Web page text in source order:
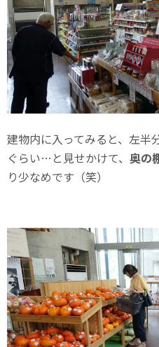
建物内に入ってみると、左半
ぐらい…と見せかけて、 奥の
り少なめです（笑）